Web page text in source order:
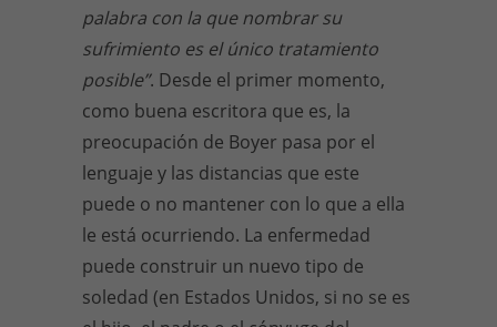
palabra con la que nombrar su
sufrimiento es el único tratamiento
posible”. Desde el primer momento,
como buena escritora que es, la
preocupación de Boyer pasa por el
lenguaje y las distancias que este
puede o no mantener con lo que a ella
le está ocurriendo. La enfermedad
puede construir un nuevo tipo de
soledad (en Estados Unidos, si no se es